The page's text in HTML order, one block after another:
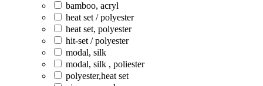
bamboo, acryl
heat set / polyester
heat set, polyester
hit-set / polyester
modal, silk
modal, silk , poliester
polyester,heat set